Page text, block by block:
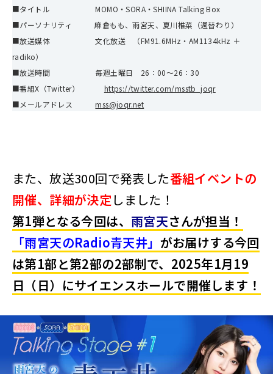
■タイトル MOMO・SORA・SHIINA Talking Box
■パーソナリティ 麻倉もも、雨宮天、夏川椎菜（週替わり）
■放送媒体 文化放送 （FM91.6MHz・AM1134kHz ＋
radiko）
■放送時間 毎週土曜日 26：00～26：30
■番組X（Twitter） https://twitter.com/msstb_joqr
■メールアドレスmss@joqr.net
また、放送300回で発表した番組イベントの
開催、詳細が決定しました！
第1弾となる今回は、 雨宮天さんが担当！
「雨宮天のRadio青天井」 がお届けする今回
は第1部と第2部の2部制で、2025年1月19
日（日）にサイエンスホールで開催します！